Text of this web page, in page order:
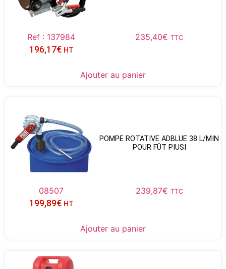
Ref : 137984 235,40€ TTC
196,17€ HT
Ajouter au panier
POMPE ROTATIVE ADBLUE 38 L/MIN
POUR FÛT PIUSI
08507 239,87€ TTC
199,89€ HT
Ajouter au panier